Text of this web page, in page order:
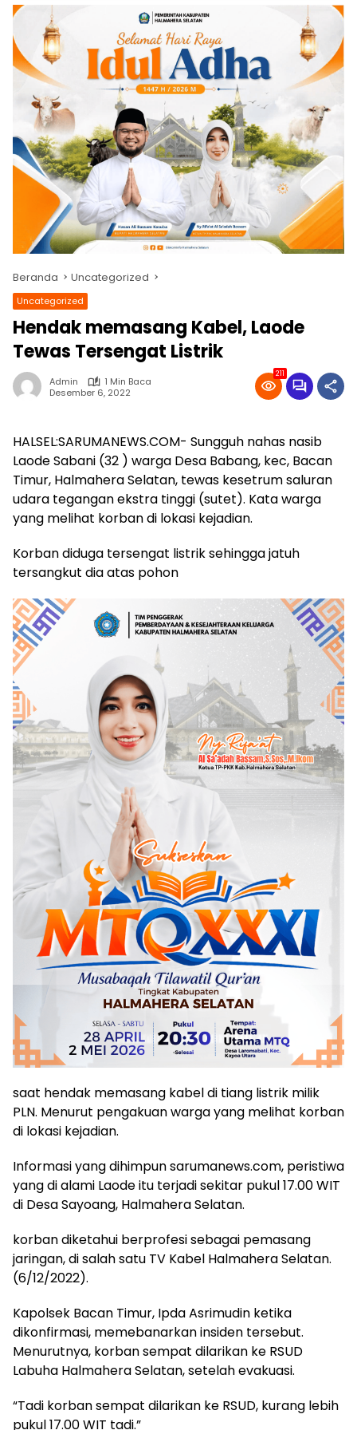
Beranda Uncategorized
Uncategorized
Hendak memasang Kabel, Laode
Tewas Tersengat Listrik
Admin
1 Min Baca
Desember 6, 2022
211
HALSEL:SARUMANEWS.COM- Sungguh nahas nasib
Laode Sabani (32 ) warga Desa Babang, kec, Bacan
Timur, Halmahera Selatan, tewas kesetrum saluran
udara tegangan ekstra tinggi (sutet). Kata warga
yang melihat korban di lokasi kejadian.
Korban diduga tersengat listrik sehingga jatuh
tersangkut dia atas pohon
saat hendak memasang kabel di tiang listrik milik
PLN. Menurut pengakuan warga yang melihat korban
di lokasi kejadian.
Informasi yang dihimpun sarumanews.com, peristiwa
yang di alami Laode itu terjadi sekitar pukul 17.00 WIT
di Desa Sayoang, Halmahera Selatan.
korban diketahui berprofesi sebagai pemasang
jaringan, di salah satu TV Kabel Halmahera Selatan.
(6/12/2022).
Kapolsek Bacan Timur, Ipda Asrimudin ketika
dikonfirmasi, memebanarkan insiden tersebut.
Menurutnya, korban sempat dilarikan ke RSUD
Labuha Halmahera Selatan, setelah evakuasi.
“Tadi korban sempat dilarikan ke RSUD, kurang lebih
pukul 17.00 WIT tadi.”